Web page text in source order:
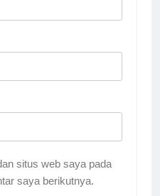
situs web saya pada
saya berikutnya.